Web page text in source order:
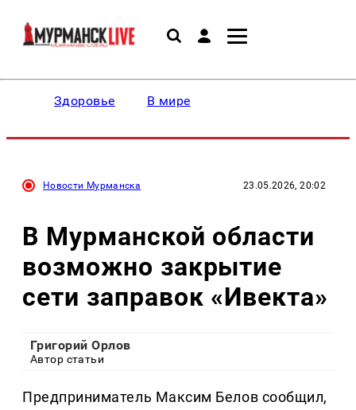
Здоровье В мире
Новости Мурманска 23.05.2026, 20:02
В Мурманской области
возможно закрытие
сети заправок «Ивекта»
Григорий Орлов
Автор статьи
Предприниматель Максим Белов сообщил,